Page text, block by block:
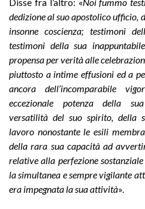
dedizione al suo apostolico ufficio,
insonne coscienza; testimoni
testimoni della sua
propensa per verità alle
piuttosto a intime effusioni ed a
ancora dell’incomparabile
eccezionale potenza della
versatilità del suo spirito, della
lavoro nonostante le esili
della rara sua capacità ad
relative alla perfezione
la simultanea e sempre vigilante
era impegnata la sua attività».